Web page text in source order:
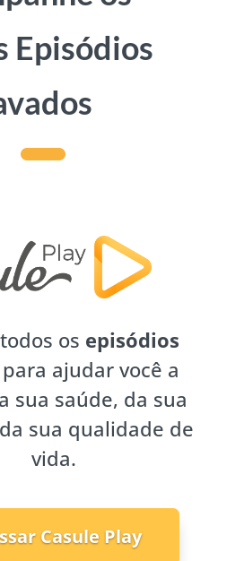
Episódios
os episódios
ajudar você a
sua saúde, da sua
sua qualidade de
vida.
Casule Play